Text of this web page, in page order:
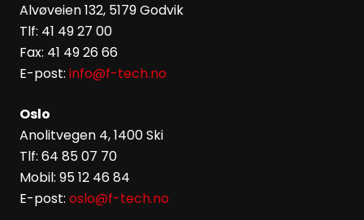
Alvøveien 132, 5179 Godvik
Tlf: 41 49 27 00
Fax: 41 49 26 66
E-post: info@f-tech.no
Oslo
Anolitvegen 4, 1400 Ski
Tlf: 64 85 07 70
Mobil: 95 12 46 84
E-post: oslo@f-tech.no